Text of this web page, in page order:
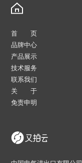
首 页
品牌中心
产品展示
技术服务
联系我们
关 于
免责申明